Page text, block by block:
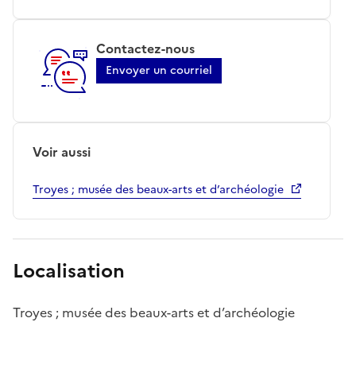
Contactez-nous
Envoyer un courriel
Voir aussi
Troyes ; musée des beaux-arts et d’archéologie
Localisation
Troyes ; musée des beaux-arts et d’archéologie